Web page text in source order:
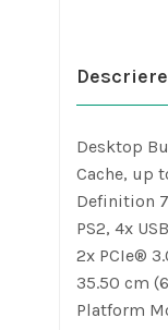
Descriere
Desktop
Cache, up
Definition
PS2, 4x
2x PCIe®
35.50 cm
Platform